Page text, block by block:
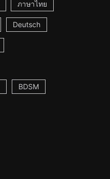
ภาษาไทย
Deutsch
BDSM